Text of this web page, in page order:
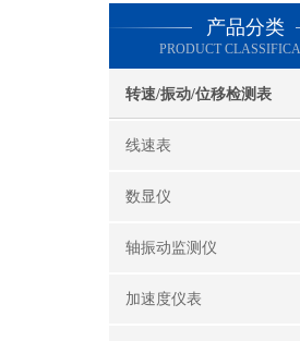
产品分类
PRODUCT
转速/振动/位移检测表
线速表
数显仪
轴振动监测仪
加速度仪表